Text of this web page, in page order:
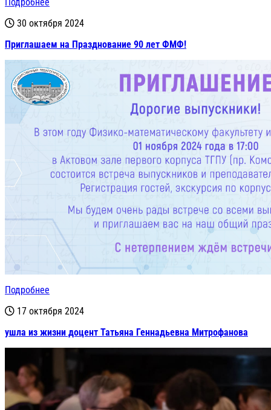
30 октября 2024
Приглашаем на Празднование 90 лет ФМФ!
Подробнее
17 октября 2024
ушла из жизни доцент Татьяна Геннадьевна Митрофанова